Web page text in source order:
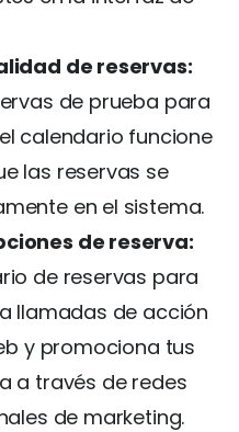
de reservas:
de prueba para
calendario funcione
las reservas se
en el sistema.
de reserva:
de reservas para
llamadas de acción
y promociona tus
a través de redes
de marketing.